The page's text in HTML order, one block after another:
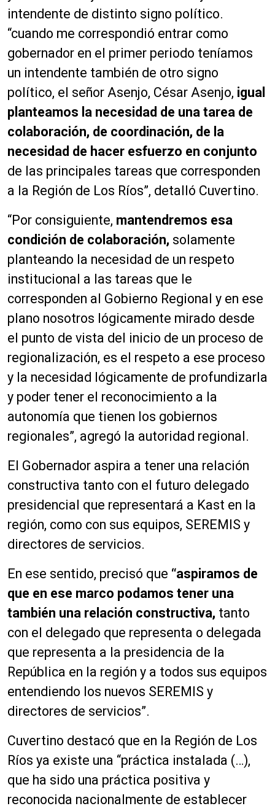
intendente de distinto signo político.
“cuando me correspondió entrar como
gobernador en el primer periodo teníamos
un intendente también de otro signo
político, el señor Asenjo, César Asenjo, igual
planteamos la necesidad de una tarea de
colaboración, de coordinación, de la
necesidad de hacer esfuerzo en conjunto
de las principales tareas que corresponden
a la Región de Los Ríos”, detalló Cuvertino.
“Por consiguiente, mantendremos esa
condición de colaboración, solamente
planteando la necesidad de un respeto
institucional a las tareas que le
corresponden al Gobierno Regional y en ese
plano nosotros lógicamente mirado desde
el punto de vista del inicio de un proceso de
regionalización, es el respeto a ese proceso
y la necesidad lógicamente de profundizarla
y poder tener el reconocimiento a la
autonomía que tienen los gobiernos
regionales”, agregó la autoridad regional.
El Gobernador aspira a tener una relación
constructiva tanto con el futuro delegado
presidencial que representará a Kast en la
región, como con sus equipos, SEREMIS y
directores de servicios.
En ese sentido, precisó que “aspiramos de
que en ese marco podamos tener una
también una relación constructiva, tanto
con el delegado que representa o delegada
que representa a la presidencia de la
República en la región y a todos sus equipos
entendiendo los nuevos SEREMIS y
directores de servicios”.
Cuvertino destacó que en la Región de Los
Ríos ya existe una “práctica instalada (…),
que ha sido una práctica positiva y
reconocida nacionalmente de establecer